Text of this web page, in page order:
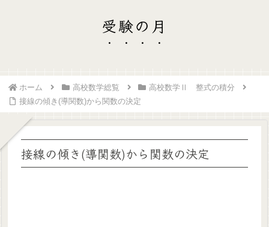
受験の月
ホーム 高校数学総覧
高校数学Ⅱ 整式の積分
接線の傾き(導関数)から関数の決定
接線の傾き(導関数)から関数の決定